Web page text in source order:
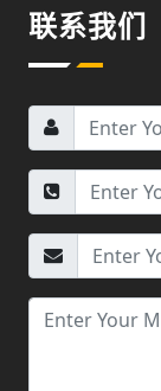
联系我们